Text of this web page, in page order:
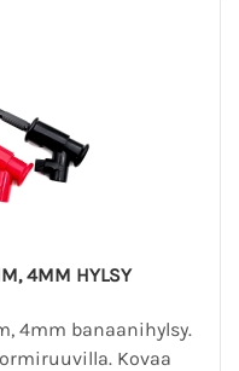
4MM HYLSY
4mm banaanihylsy.
Kovaa